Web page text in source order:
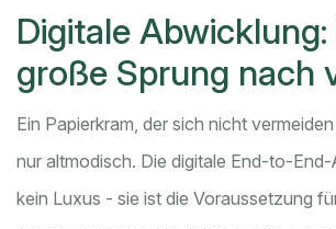
Digitale Abwicklung:
große Sprung nach
Ein Papierkram, der sich nicht
nur altmodisch. Die digitale End-to-
kein Luxus - sie ist die Voraussetzung